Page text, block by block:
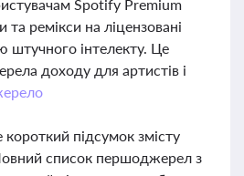
Spotify Premium
ремікси на ліцензовані
штучного інтелекту. Це
доходу для артистів і
підсумок змісту
список першоджерел з